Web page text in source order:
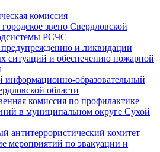
комиссия
звено Свердловской
РСЧС
и ликвидации
ситуаций и обеспечению пожарной
информационно-образовательный
области
комиссия по профилактике
в муниципальном округе Сухой
антитеррористический комитет
мероприятий по эвакуации и